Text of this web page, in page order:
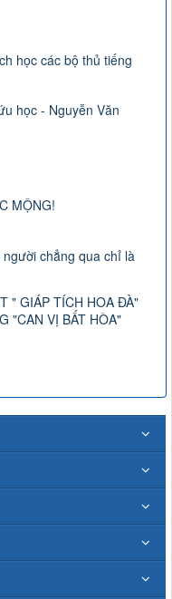
học các bộ thủ tiếng
học - Nguyễn Văn
MỘNG!
chẳng qua chỉ là
" GIÁP TÍCH HOA ĐÀ"
"CAN VỊ BẤT HÒA"